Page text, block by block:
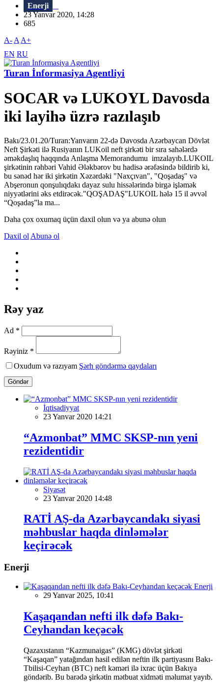
Enerji
23 Yanvar 2020, 14:28
685
A- A A+
EN RU
Turan İnformasiya Agentliyi
SOCAR və LUKOYL Davosda
iki layihə üzrə razılaşıb
Bakı/23.01.20/Turan:Yanvarın 22-də Davosda Azərbaycan Dövlət
Neft Şirkəti ilə Rusiyanın LUKoil neft şirkəti bir sıra sahələrdə
əməkdaşlıq haqqında Anlaşma Memorandumu imzalayıb.LUKOIL
şirkətinin rəhbəri Vahid Ələkbərov bu hadisə ərəfəsində bildirib ki,
bu sənəd hər iki şirkətin Xəzərdəki "Naxçıvan", "Qoşadaş" və
Abşeronun qonşulıqdakı dayaz sulu hissələrində birgə işləmək
niyyətlərini əks etdirəcək."QOŞADAŞ"LUKOIL hələ 15 il əvvəl
“Qoşadaş”la ma...
Daha çox oxumaq üçün daxil olun və ya abunə olun
Daxil ol Abunə ol
Rəy yaz
Ad *
Rəyiniz *
Oxudum və razıyam Şərh göndərmə qaydaları
Göndər
İqtisadiyyat
23 Yanvar 2020 14:21
“Azmonbat” MMC SKSP-nın yeni
rezidentidir
Siyasət
23 Yanvar 2020 14:48
RATİ AŞ-da Azərbaycandakı siyasi
məhbuslar haqda dinləmələr
keçirəcək
Enerji
Enerji
29 Yanvar 2025, 10:41
Kaşaqandan nefti ilk dəfə Bakı-
Ceyhandan keçəcək
Qazaxıstanın “Kazmunaigas” (KMG) dövlət şirkəti
“Kaşaqan” yatağından hasil edilən neftin ilk partiyasını Bakı-
Tbilisi-Ceyhan (BTC) neft kəməri ilə ixrac üçün Bakıya
göndərib. Bu barədə şirkətin mətbuat xidməti məlumat yayıb.